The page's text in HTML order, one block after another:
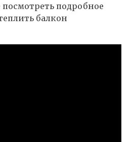
подробное
балкон